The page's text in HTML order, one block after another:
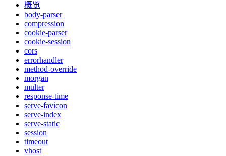
概览
body-parser
compression
cookie-parser
cookie-session
cors
errorhandler
method-override
morgan
multer
response-time
serve-favicon
serve-index
serve-static
session
timeout
vhost